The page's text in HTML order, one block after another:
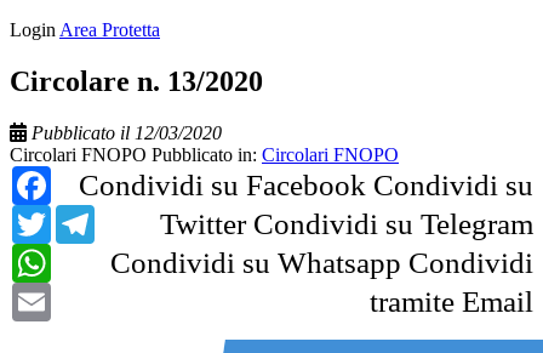
Login Area Protetta
Circolare n. 13/2020
Pubblicato il 12/03/2020
Circolari FNOPO Pubblicato in: Circolari FNOPO
Condividi su Facebook
Facebook
Condividi su
Twitter
Twitter Condividi su Telegram
Telegram
Condividi su Whatsapp
WhatsApp
Condividi
tramite Email